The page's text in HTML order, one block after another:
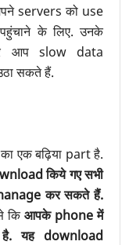
servers को use
के लिए. उनके
आप slow data
सकते हैं.
एक बढ़िया part है.
किये गए सभी
कर सकते हैं.
किआपके phone में
है. यह download